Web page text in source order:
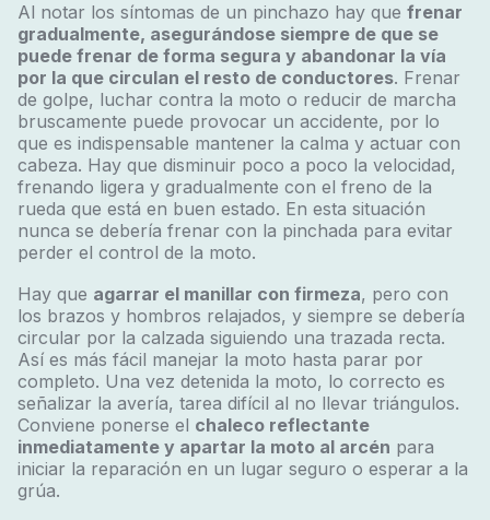
Al notar los síntomas de un pinchazo hay que frenar
gradualmente, asegurándose siempre de que se
puede frenar de forma segura y abandonar la vía
por la que circulan el resto de conductores. Frenar
de golpe, luchar contra la moto o reducir de marcha
bruscamente puede provocar un accidente, por lo
que es indispensable mantener la calma y actuar con
cabeza. Hay que disminuir poco a poco la velocidad,
frenando ligera y gradualmente con el freno de la
rueda que está en buen estado. En esta situación
nunca se debería frenar con la pinchada para evitar
perder el control de la moto.
Hay que agarrar el manillar con firmeza, pero con
los brazos y hombros relajados, y siempre se debería
circular por la calzada siguiendo una trazada recta.
Así es más fácil manejar la moto hasta parar por
completo. Una vez detenida la moto, lo correcto es
señalizar la avería, tarea difícil al no llevar triángulos.
Conviene ponerse el chaleco reflectante
inmediatamente y apartar la moto al arcén para
iniciar la reparación en un lugar seguro o esperar a la
grúa.